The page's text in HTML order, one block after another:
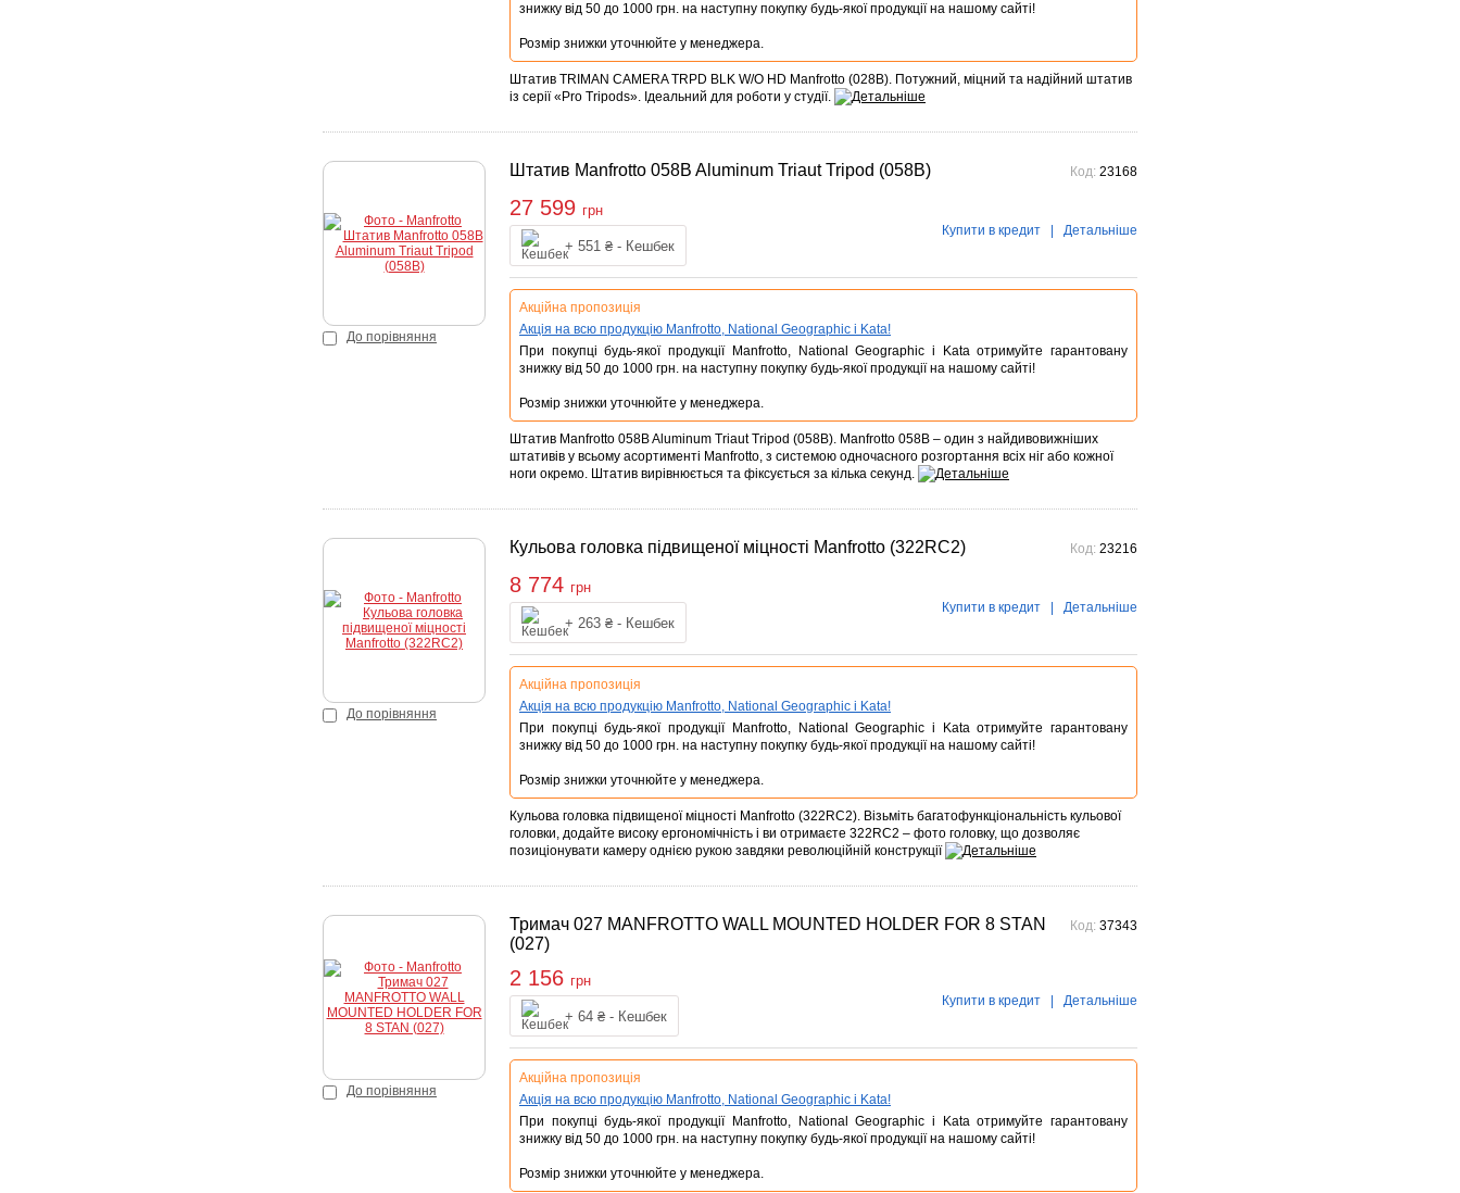
знижку від 50 до 1000 грн. на наступну покупку будь-якої продукції на нашому сайті!
Розмір знижки уточнюйте у менеджера.
Штатив TRIMAN CAMERA TRPD BLK W/O HD Manfrotto (028B). Потужний, міцний та надійний штатив
із серії «Pro Tripods». Ідеальний для роботи у студії.
До порівняння
Штатив Manfrotto 058B Aluminum Triaut Tripod (058B) Код: 23168
27 599 грн
+ 551 ₴ - Кешбек
Купити Купити в кредит | Детальніше
Акційна пропозиція
Акція на всю продукцію Manfrotto, National Geographic і Kata!
При покупці будь-якої продукції Manfrotto, National Geographic і Kata отримуйте гарантовану
знижку від 50 до 1000 грн. на наступну покупку будь-якої продукції на нашому сайті!
Розмір знижки уточнюйте у менеджера.
Штатив Manfrotto 058B Aluminum Triaut Tripod (058B). Manfrotto 058B – один з найдивовижніших
штативів у всьому асортименті Manfrotto, з системою одночасного розгортання всіх ніг або кожної
ноги окремо. Штатив вирівнюється та фіксується за кілька секунд.
До порівняння
Кульова головка підвищеної міцності Manfrotto (322RC2) Код: 23216
8 774 грн
+ 263 ₴ - Кешбек
Купити Купити в кредит | Детальніше
Акційна пропозиція
Акція на всю продукцію Manfrotto, National Geographic і Kata!
При покупці будь-якої продукції Manfrotto, National Geographic і Kata отримуйте гарантовану
знижку від 50 до 1000 грн. на наступну покупку будь-якої продукції на нашому сайті!
Розмір знижки уточнюйте у менеджера.
Кульова головка підвищеної міцності Manfrotto (322RC2). Візьміть багатофункціональність кульової
головки, додайте високу ергономічність і ви отримаєте 322RC2 – фото головку, що дозволяє
позиціонувати камеру однією рукою завдяки революційній конструкції
До порівняння
Тримач 027 MANFROTTO WALL MOUNTED HOLDER FOR 8 STAN
(027)
Код: 37343
2 156 грн
+ 64 ₴ - Кешбек
Купити Купити в кредит | Детальніше
Акційна пропозиція
Акція на всю продукцію Manfrotto, National Geographic і Kata!
При покупці будь-якої продукції Manfrotto, National Geographic і Kata отримуйте гарантовану
знижку від 50 до 1000 грн. на наступну покупку будь-якої продукції на нашому сайті!
Розмір знижки уточнюйте у менеджера.